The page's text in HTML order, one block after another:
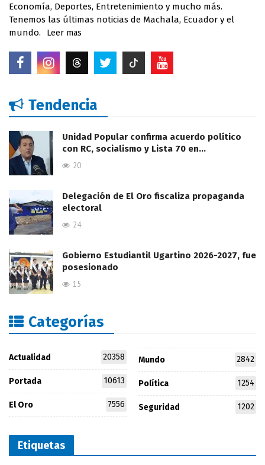
Economía, Deportes, Entretenimiento y mucho más.
Tenemos las últimas noticias de Machala, Ecuador y el
mundo.
Leer mas
Tendencia
Unidad Popular confirma acuerdo político
con RC, socialismo y Lista 70 en…
20
Delegación de El Oro fiscaliza propaganda
electoral
24
Gobierno Estudiantil Ugartino 2026-2027, fue
posesionado
15
Categorías
Actualidad 20358
Portada 10613
El Oro 7556
Mundo 2842
Política 1254
Seguridad 1202
Etiquetas